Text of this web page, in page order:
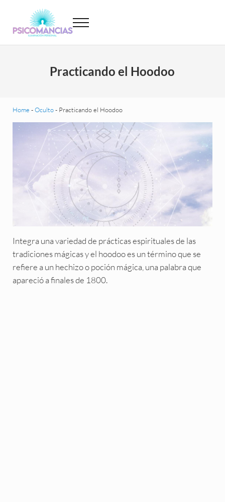
Psicomancias
Menu
Practicando el Hoodoo
Home -Oculto- Practicando el Hoodoo
Integra una variedad de prácticas espirituales de las
tradiciones mágicas y el hoodoo es un término que se
refiere a un hechizo o poción mágica, una palabra que
apareció a finales de 1800.